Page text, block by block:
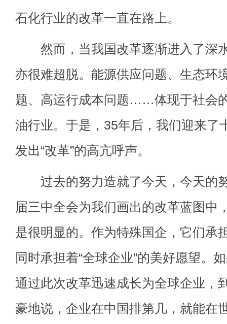
石化行业的改革一直在路上。
然而，当我国改革逐渐进入了深
亦很难超脱。能源供应问题、生态环
题、高运行成本问题……体现于社会
油行业。于是，35年后，我们迎来了
发出“改革”的高亢呼声。
过去的努力造就了今天，今天的
届三中全会为我们画出的改革蓝图中
是很明显的。作为特殊国企，它们承
同时承担着“全球企业”的美好愿望。
通过此次改革迅速成长为全球企业，
豪地说，企业在中国排第几，就能在